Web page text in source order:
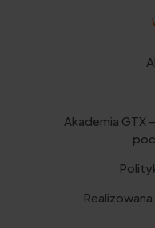
Akademia GTX